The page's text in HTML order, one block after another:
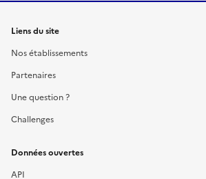
Liens du site
Nos établissements
Partenaires
Une question ?
Challenges
Données ouvertes
API